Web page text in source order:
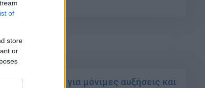
of
store
or
νέα σενάρια για μόνιμες αυξήσεις και